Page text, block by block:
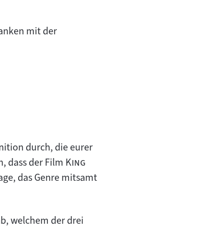
mit der
durch, die eurer
dass der Film "
King
das Genre mitsamt
welchem der drei